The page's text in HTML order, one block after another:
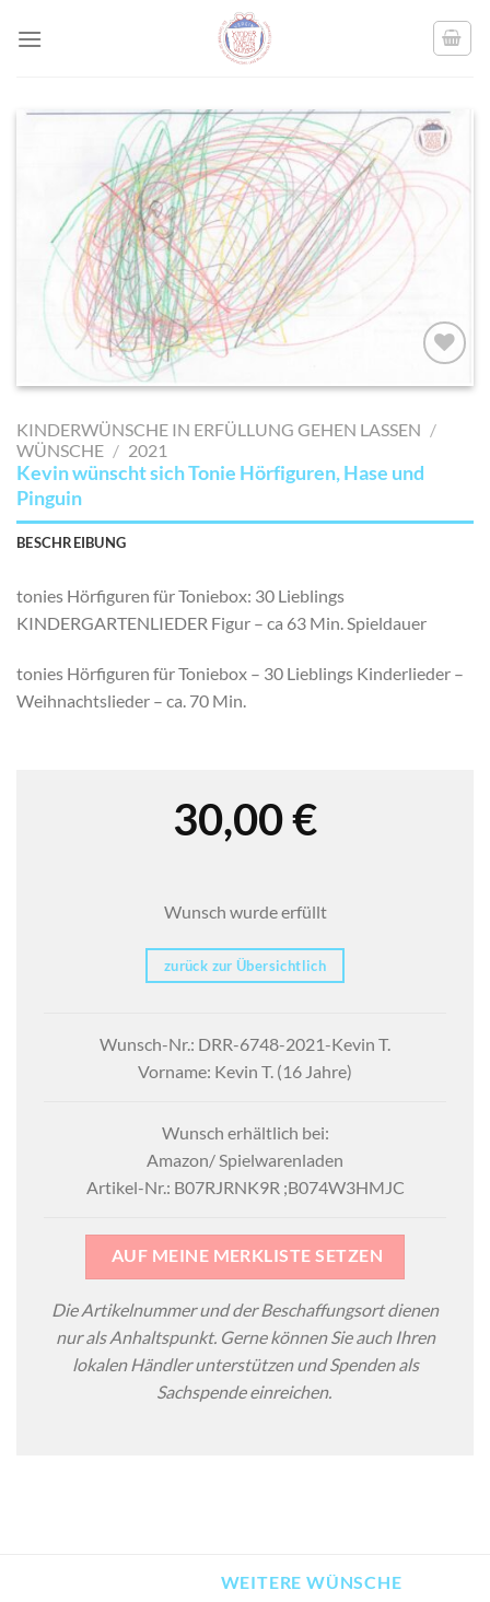
AUF MEINE
SETZEN
KINDERWÜNSCHE IN ERFÜLLUNG GEHEN LASSEN /
WÜNSCHE / 2021
Kevin wünscht sich Tonie Hörfiguren, Hase und
Pinguin
BESCHREIBUNG
tonies Hörfiguren für Toniebox: 30 Lieblings
KINDERGARTENLIEDER Figur – ca 63 Min. Spieldauer
tonies Hörfiguren für Toniebox – 30 Lieblings Kinderlieder –
Weihnachtslieder – ca. 70 Min.
30,00€
Wunsch wurde erfüllt
zurück zur Übersichtlich
Wunsch-Nr.: DRR-6748-2021-Kevin T.
Vorname: Kevin T. (16 Jahre)
Wunsch erhältlich bei:
Amazon/ Spielwarenladen
Artikel-Nr.: B07RJRNK9R ;B074W3HMJC
AUF MEINE MERKLISTE SETZEN
Die Artikelnummer und der Beschaffungsort dienen
nur als Anhaltspunkt. Gerne können Sie auch Ihren
lokalen Händler unterstützen und Spenden als
Sachspende einreichen.
WEITERE WÜNSCHE